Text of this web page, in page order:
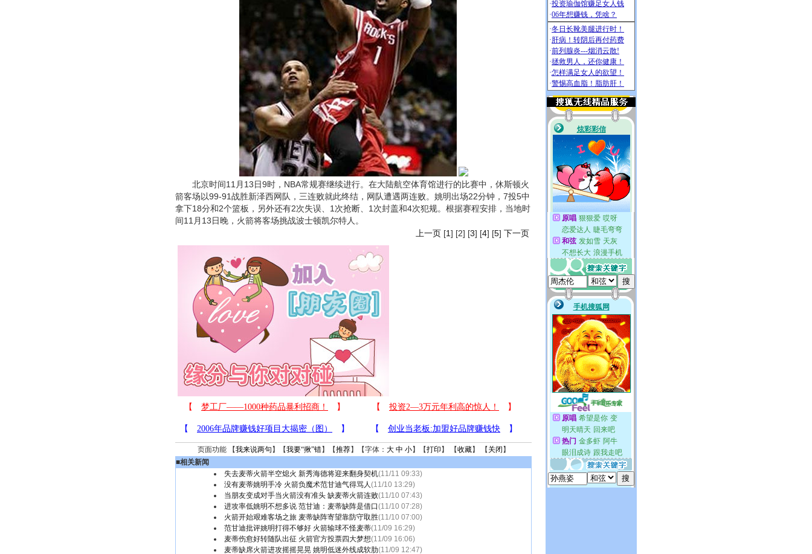
北京时间11月13日9时，NBA常规赛继续进行。在大陆航空体育馆进行的比赛中，休斯顿火
箭客场以99-91战胜新泽西网队，三连败就此终结，网队遭遇两连败。姚明出场22分钟，7投5中
拿下18分和2个篮板，另外还有2次失误、1次抢断、1次封盖和4次犯规。根据赛程安排，当地时
间11月13日晚，火箭将客场挑战波士顿凯尔特人。
上一页 [1] [2] [3] [4] [5] 下一页
页面功能 【我来说两句 】【我要“揪”错】【推荐】【字体： 大 中 小】【打印 】 【收藏】 【 关闭 】
■相关新闻
失去麦蒂火箭半空熄火 新秀海德将迎来翻身契机(11/11 09:33)
没有麦蒂姚明手冷 火箭负魔术范甘迪气得骂人(11/10 13:29)
当朋友变成对手当火箭没有准头 缺麦蒂火箭连败(11/10 07:43)
进攻率低姚明不想多说 范甘迪：麦蒂缺阵是借口(11/10 07:28)
火箭开始艰难客场之旅 麦蒂缺阵寄望靠防守取胜(11/10 07:00)
范甘迪批评姚明打得不够好 火箭输球不怪麦蒂(11/09 16:29)
麦蒂伤愈好转随队出征 火箭官方投票四大梦想(11/09 16:06)
麦蒂缺席火箭进攻摇摇晃晃 姚明低迷外线成软肋(11/09 12:47)